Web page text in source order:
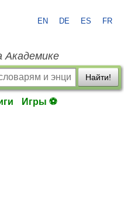
EN DE ES FR
Академике
Найти!
Игры ⚽